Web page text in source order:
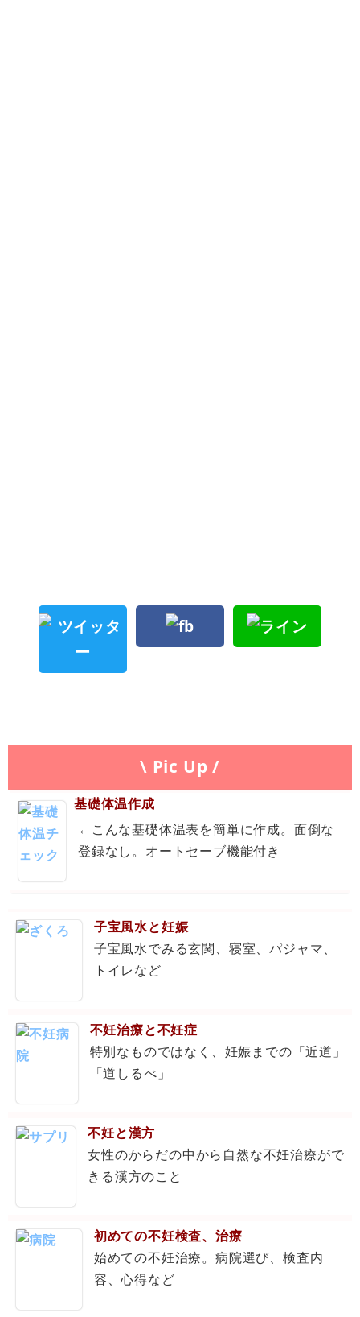
\ Pic Up /
基礎体温作成
←こんな基礎体温表を簡単に作成。面倒な
登録なし。オートセーブ機能付き
子宝風水と妊娠
子宝風水でみる玄関、寝室、パジャマ、
トイレなど
不妊治療と不妊症
特別なものではなく、妊娠までの「近道」
「道しるべ」
不妊と漢方
女性のからだの中から自然な不妊治療がで
きる漢方のこと
初めての不妊検査、治療
始めての不妊治療。病院選び、検査内
容、心得など